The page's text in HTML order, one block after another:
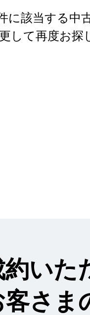
に該当する中
して再度お探
約いた
客さま